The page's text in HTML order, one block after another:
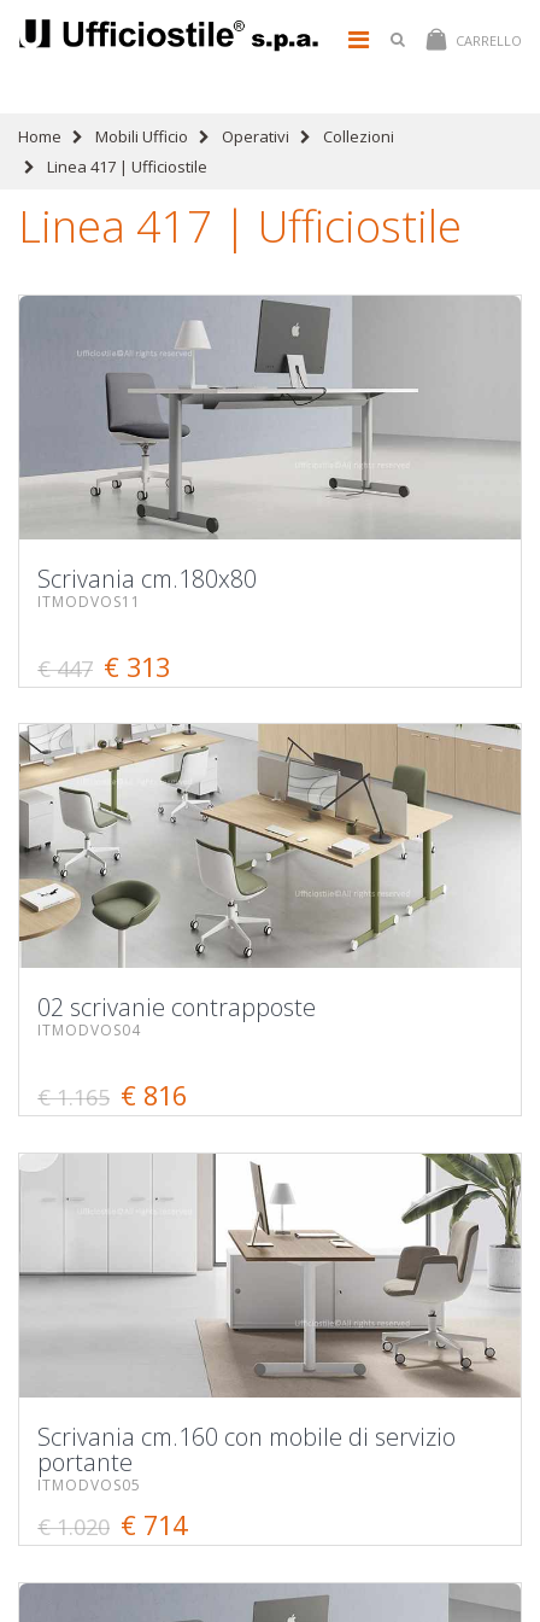
CARRELLO
Home Mobili Ufficio Operativi
Collezioni
Linea 417 | Ufficiostile
Linea 417 | Ufficiostile
Scrivania cm.180x80
ITMODVOS11
€ 447 € 313
02 scrivanie contrapposte
ITMODVOS04
€ 1.165 € 816
Scrivania cm.160 con mobile di servizio
portante
ITMODVOS05
€ 1.020 € 714